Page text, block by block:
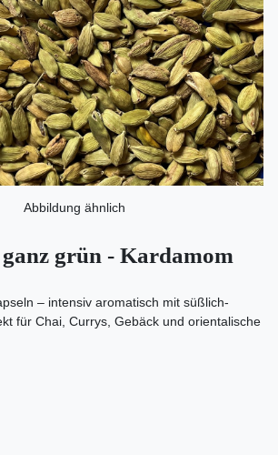
Abbildung ähnlich
grün - Kardamom
– intensiv aromatisch mit süßlich-
für Chai, Currys, Gebäck und orientalische